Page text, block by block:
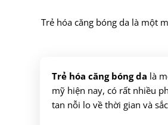
Trẻ hóa căng bóng da là một
Trẻ hóa căng bóng da là
mỹ hiện nay, có rất nhiều
tan nỗi lo về thời gian và